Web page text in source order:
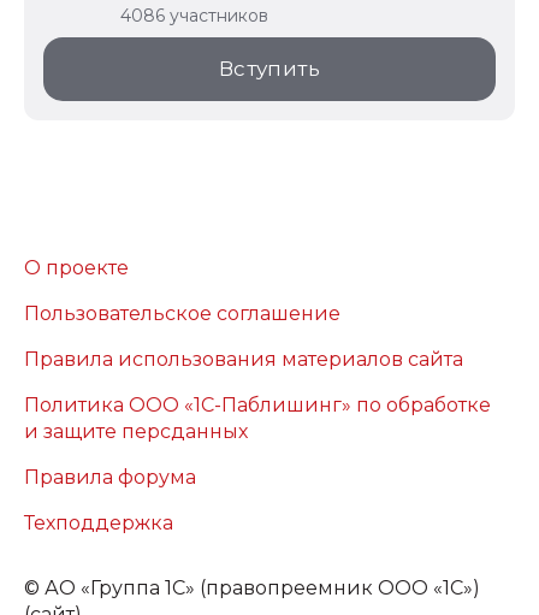
4086 участников
Вступить
О проекте
Пользовательское соглашение
Правила использования материалов сайта
Политика ООО «1С-Паблишинг» по обработке
и защите персданных
Правила форума
Техподдержка
© АО «Группа 1С» (правопреемник ООО «1С»)